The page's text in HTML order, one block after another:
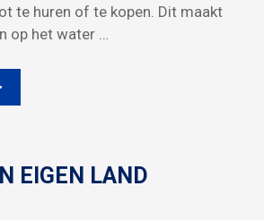
te huren of te kopen. Dit maakt
op het water …
EIGEN LAND